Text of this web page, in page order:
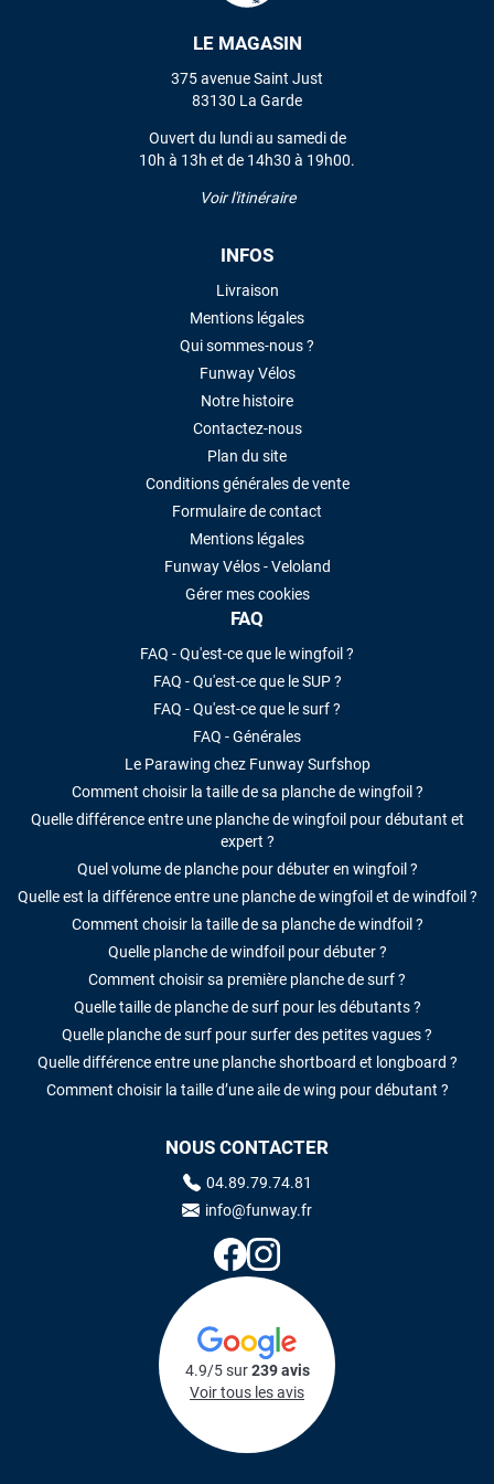
LE MAGASIN
375 avenue Saint Just
83130 La Garde
Ouvert du lundi au samedi de
10h à 13h et de 14h30 à 19h00.
Voir l'itinéraire
INFOS
Livraison
Mentions légales
Qui sommes-nous ?
Funway Vélos
Notre histoire
Contactez-nous
Plan du site
Conditions générales de vente
Formulaire de contact
Mentions légales
Funway Vélos - Veloland
Gérer mes cookies
FAQ
FAQ - Qu'est-ce que le wingfoil ?
FAQ - Qu'est-ce que le SUP ?
FAQ - Qu'est-ce que le surf ?
FAQ - Générales
Le Parawing chez Funway Surfshop
Comment choisir la taille de sa planche de wingfoil ?
Quelle différence entre une planche de wingfoil pour débutant et
expert ?
Quel volume de planche pour débuter en wingfoil ?
Quelle est la différence entre une planche de wingfoil et de windfoil ?
Comment choisir la taille de sa planche de windfoil ?
Quelle planche de windfoil pour débuter ?
Comment choisir sa première planche de surf ?
Quelle taille de planche de surf pour les débutants ?
Quelle planche de surf pour surfer des petites vagues ?
Quelle différence entre une planche shortboard et longboard ?
Comment choisir la taille d’une aile de wing pour débutant ?
NOUS CONTACTER
04.89.79.74.81
info@funway.fr
4.9/5 sur239 avis
Voir tous les avis
VOIR TOUS LES AVIS
LAISSER UN AVIS